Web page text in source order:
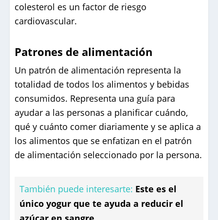
colesterol es un factor de riesgo
cardiovascular.
Patrones de alimentación
Un patrón de alimentación representa la
totalidad de todos los alimentos y bebidas
consumidos. Representa una guía para
ayudar a las personas a planificar cuándo,
qué y cuánto comer diariamente y se aplica a
los alimentos que se enfatizan en el patrón
de alimentación seleccionado por la persona.
También puede interesarte: Este es el
único yogur que te ayuda a reducir el